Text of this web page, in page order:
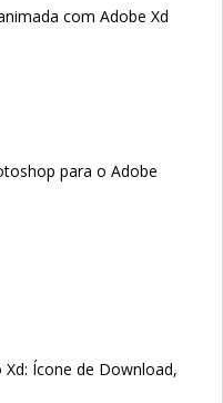
com Adobe Xd
para o Adobe
Ícone de Download,